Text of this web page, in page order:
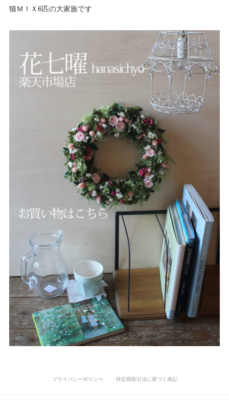
猫ＭＩＸ6匹の大家族です
プライバシーポリシー 特定商取引法に基づく表記